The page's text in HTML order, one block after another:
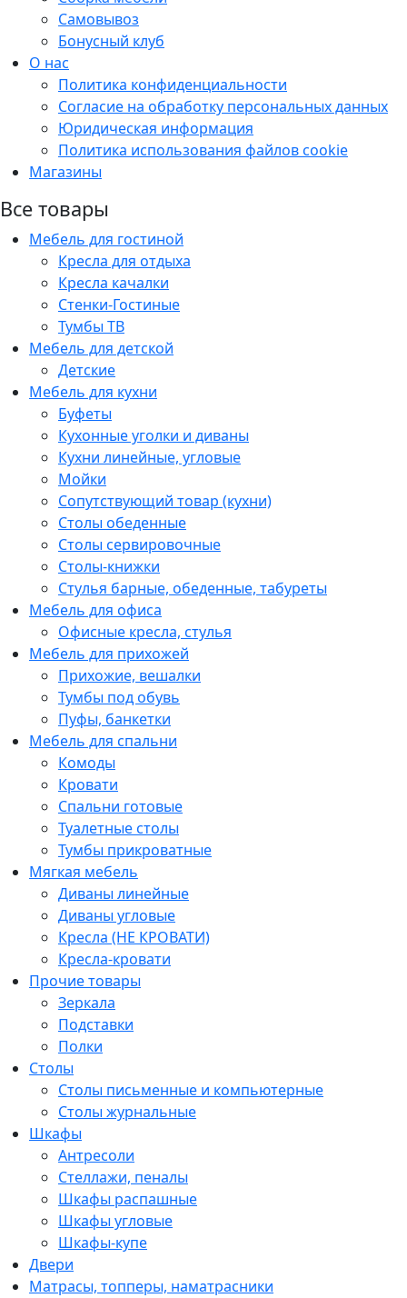
Самовывоз
Бонусный клуб
О нас
Политика конфиденциальности
Согласие на обработку персональных данных
Юридическая информация
Политика использования файлов cookie
Магазины
Все товары
Мебель для гостиной
Кресла для отдыха
Кресла качалки
Стенки-Гостиные
Тумбы ТВ
Мебель для детской
Детские
Мебель для кухни
Буфеты
Кухонные уголки и диваны
Кухни линейные, угловые
Мойки
Сопутствующий товар (кухни)
Столы обеденные
Столы сервировочные
Столы-книжки
Стулья барные, обеденные, табуреты
Мебель для офиса
Офисные кресла, стулья
Мебель для прихожей
Прихожие, вешалки
Тумбы под обувь
Пуфы, банкетки
Мебель для спальни
Комоды
Кровати
Спальни готовые
Туалетные столы
Тумбы прикроватные
Мягкая мебель
Диваны линейные
Диваны угловые
Кресла (НЕ КРОВАТИ)
Кресла-кровати
Прочие товары
Зеркала
Подставки
Полки
Столы
Столы письменные и компьютерные
Столы журнальные
Шкафы
Антресоли
Стеллажи, пеналы
Шкафы распашные
Шкафы угловые
Шкафы-купе
Двери
Матрасы, топперы, наматрасники